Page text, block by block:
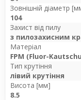
Зовнішній діаметр
104
Захист від пилу
з пилозахисним
Матеріал
FPM (Fluor-
Тип крутіння
лівий крутіння
Висота [мм]
8.5